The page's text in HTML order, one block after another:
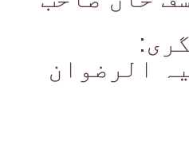
الرضوان